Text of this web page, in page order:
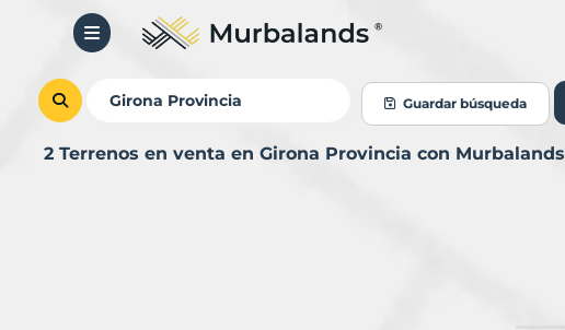
Guardar búsqueda
2 Terrenos en venta en Girona Provincia con Murbalands